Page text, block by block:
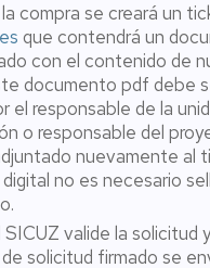
compra se creará un
que contendrá un
con el contenido de
documento pdf debe
el responsable de la
o responsable del
nuevamente al
no es necesario
valide la solicitud
solicitud firmado se